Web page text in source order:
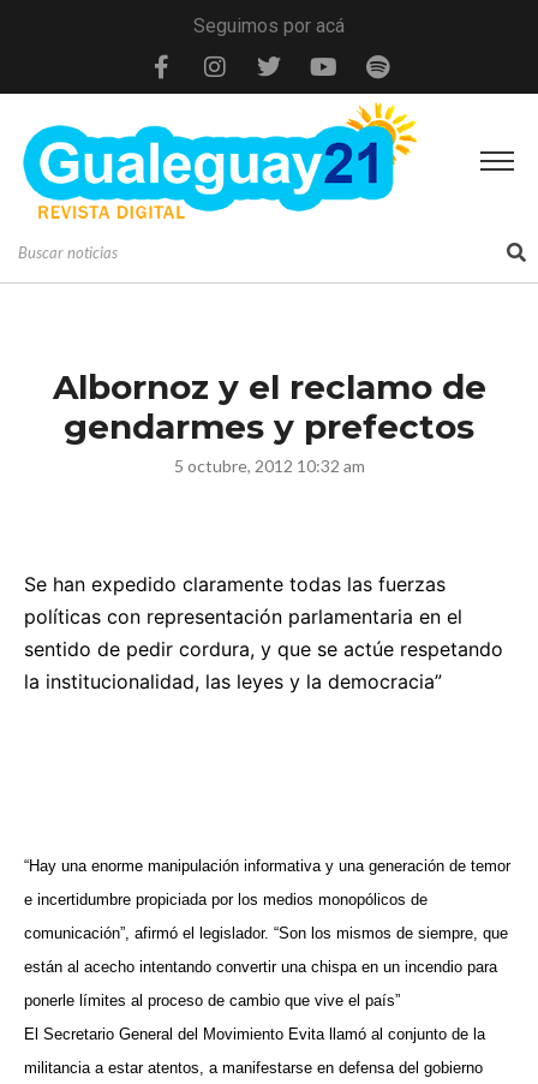
Seguimos por acá
Albornoz y el reclamo de
gendarmes y prefectos
5 octubre, 2012 10:32 am
Se han expedido claramente todas las fuerzas
políticas con representación parlamentaria en el
sentido de pedir cordura, y que se actúe respetando
la institucionalidad, las leyes y la democracia”
“Hay una enorme manipulación informativa y una generación de temor
e incertidumbre propiciada por los medios monopólicos de
comunicación”, afirmó el legislador. “Son los mismos de siempre, que
están al acecho intentando convertir una chispa en un incendio para
ponerle límites al proceso de cambio que vive el país”
El Secretario General del Movimiento Evita llamó al conjunto de la
militancia a estar atentos, a manifestarse en defensa del gobierno